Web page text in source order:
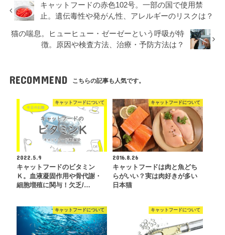
キャットフードの赤色102号。一部の国で使用禁
止。遺伝毒性や発がん性、アレルギーのリスクは？
猫の喘息。ヒューヒュー・ゼーゼーという呼吸が特
徴。原因や検査方法、治療・予防方法は？
RECOMMEND こちらの記事も人気です。
キャットフードについて
2022.5.9
キャットフードのビタミン
Ｋ。血液凝固作用や骨代謝・
細胞増殖に関与！欠乏/…
キャットフードについて
2016.8.26
キャットフードは肉と魚どち
らがいい？実は肉好きが多い
日本猫
キャットフードについて キャットフードについて